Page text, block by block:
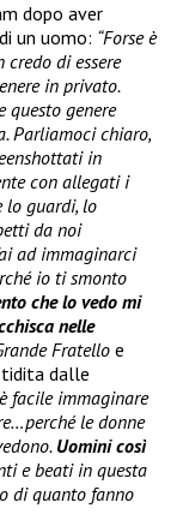
dopo aver
un uomo: “Forse è
di essere
in privato.
questo genere
Parliamoci chiaro,
in
con allegati i
lo guardi, lo
da noi
ad immaginarci
io ti smonto
che lo vedo mi
nelle
Fratelloe
dalle
è facile immaginare
le donne
Uomini così
e beati in questa
di quanto fanno